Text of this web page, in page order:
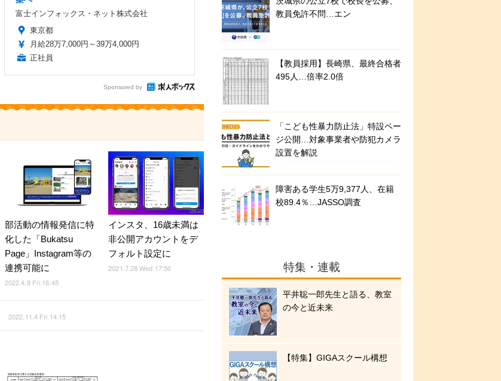
富士インフォックス・ネット株式会社
東京都
月給28万7,000円～39万4,000円
正社員
Sponsored by
部活動の情報発信に特
化した「Bukatsu
Page」Instagram等の
連携可能に
2022.4.8 Fri 16:45
インスタ、16歳未満は
非公開アカウントをデ
フォルト設定に
2021.7.28 Wed 17:50
2022.11.4 Fri 14:15
教員免許不問…エン
【教員採用】長崎県、最終合格者
495人…倍率2.0倍
「こども性暴力防止法」特設ペー
ジ公開…対象事業者や防犯カメラ
設置を解説
障害ある学生5万9,377人、在籍
校89.4％…JASSO調査
特集・連載
平井聡一郎先生と語る、教室
の今と近未来
【特集】GIGAスクール構想